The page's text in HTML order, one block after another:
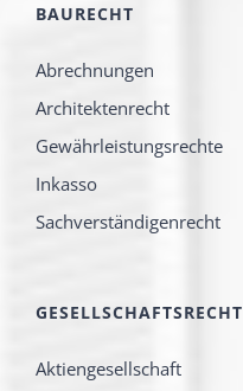
BAURECHT
Abrechnungen
Architektenrecht
Gewährleistungsrechte
Inkasso
Sachverständigenrecht
GESELLSCHAFTSRECHT
Aktiengesellschaft